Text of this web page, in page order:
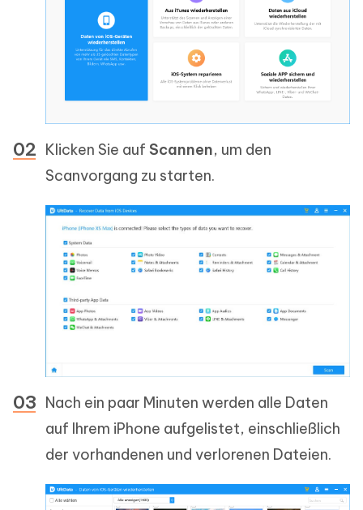
Klicken Sie auf Scannen, um den
Scanvorgang zu starten.
Nach ein paar Minuten werden alle Daten
auf Ihrem iPhone aufgelistet, einschließlich
der vorhandenen und verlorenen Dateien.